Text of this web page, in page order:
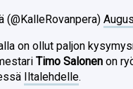
(@KalleRovanpera)
on ollut paljon
Timo Salonenon
Iltalehdelle.